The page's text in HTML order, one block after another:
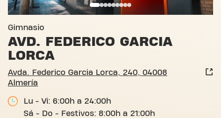
Gimnasio
AVD. FEDERICO GARCIA
LORCA
Avda. Federico Garcia Lorca, 240, 04008
Almería
Lu - Vi: 6:00h a 24:00h
Sá - Do - Festivos: 8:00h a 21:00h